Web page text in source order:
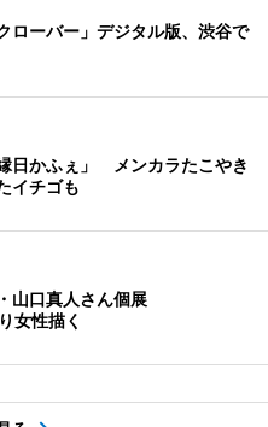
ローバー」デジタル版、渋谷で
日かふぇ」 メンカラたこやき
イチゴも
山口真人さん個展
女性描く